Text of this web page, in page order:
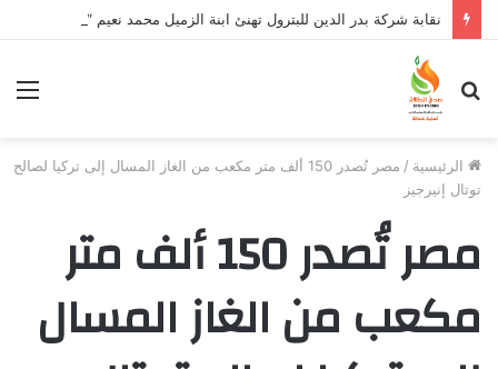
بحث
عن
الرئيسية /
مصر تُصدر 150 ألف متر مكعب من الغاز المسال إلى تركيا لصالح
توتال إنيرجيز
مصر تُصدر 150 ألف متر
مكعب من الغاز المسال